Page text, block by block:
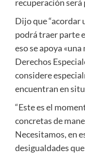
recuperación será
Dijo que “acordar
podrá traer parte
eso se apoya
Derechos
considere
encuentran en
“Este es el
concretas de
Necesitamos, en
desigualdades